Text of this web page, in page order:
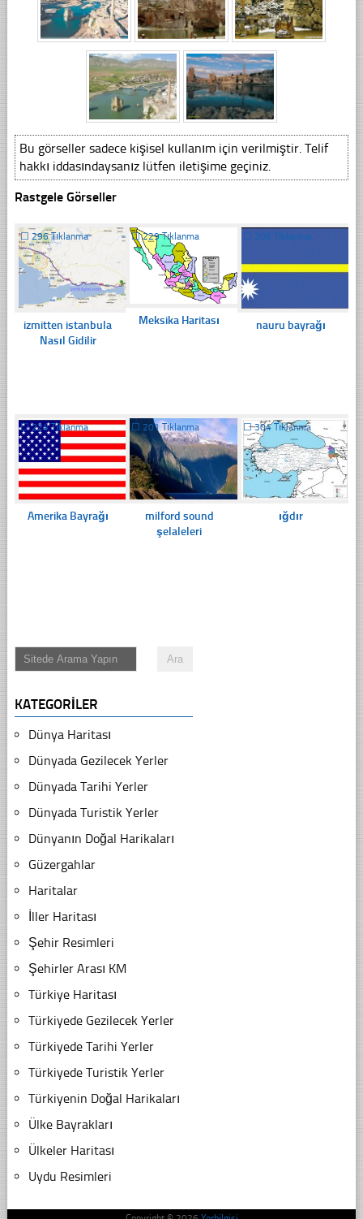
Bu görseller sadece kişisel kullanım için verilmiştir. Telif
hakkı iddasındaysanız lütfen iletişime geçiniz.
Rastgele Görseller
☐ 296 Tıklanma
izmitten istanbula
Nasıl Gidilir
☐229 Tıklanma
Meksika Haritası
☐ 206 Tıklanma
nauru bayrağı
☐224 Tıklanma
Amerika Bayrağı
☐ 201 Tıklanma
milford sound
şelaleleri
☐304 Tıklanma
ığdır
KATEGORILER
Dünya Haritası
Dünyada Gezilecek Yerler
Dünyada Tarihi Yerler
Dünyada Turistik Yerler
Dünyanın Doğal Harikaları
Güzergahlar
Haritalar
İller Haritası
Şehir Resimleri
Şehirler Arası KM
Türkiye Haritası
Türkiyede Gezilecek Yerler
Türkiyede Tarihi Yerler
Türkiyede Turistik Yerler
Türkiyenin Doğal Harikaları
Ülke Bayrakları
Ülkeler Haritası
Uydu Resimleri